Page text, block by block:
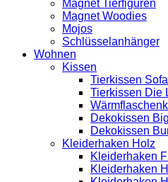
Magnet Tierfiguren
Magnet Woodies
Mojos
Schlüsselanhänger
Wohnen
Kissen
Tierkissen
Tierkissen Die
Dekokissen
Dekokissen
Kleiderhaken Holz
Kleiderhaken
Kleiderhaken